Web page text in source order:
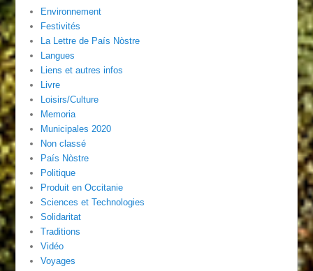
Environnement
Festivités
La Lettre de País Nòstre
Langues
Liens et autres infos
Livre
Loisirs/Culture
Memoria
Municipales 2020
Non classé
País Nòstre
Politique
Produit en Occitanie
Sciences et Technologies
Solidaritat
Traditions
Vidéo
Voyages